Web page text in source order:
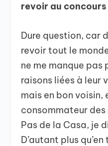
revoir au
Dure question, car
revoir tout le
ne me manque pas
raisons liées à leur
mais en bon voisin,
consommateur
Pas de la Casa, je
D’autant plus